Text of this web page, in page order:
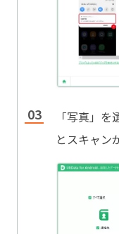
「写真」
とスキャン